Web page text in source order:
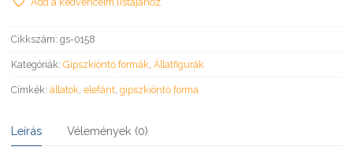
Add a kedvenceim listájához
Cikkszám: gs-0158
Kategóriák: Gipszkiöntő formák, Állatfigurák
Címkék: állatok, elefánt, gipszkiöntő forma
Leírás Vélemények (0)